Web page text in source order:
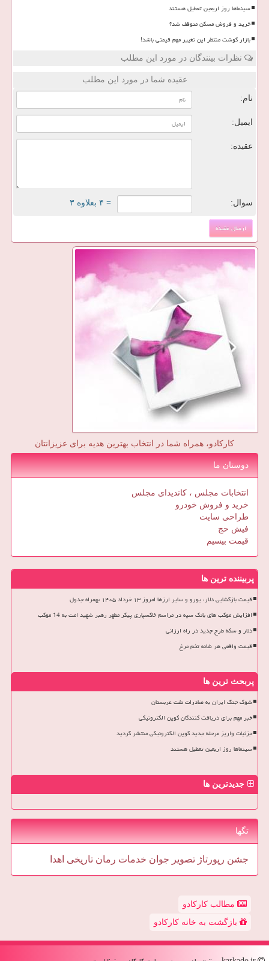
سینماها روز اربعین تعطیل هستند
خرید و فروش مسکن متوقف شد؟
بازار گوشت منتظر این تغییر مهم قیمتی باشد!
نظرات بینندگان در مورد این مطلب
عقیده شما در مورد این مطلب
نام:
ایمیل:
عقیده:
سوال: = ۴ بعلاوه ۳
کارکادو، همراه شما در انتخاب بهترین هدیه برای عزیزانتان
دوستان ما
انتخابات مجلس ، کاندیدای مجلس
خرید و فروش خودرو
طراحی سایت
فیش حج
قیمت بیسیم
پربیننده ترین ها
قیمت بازگشایی دلار، یورو و سایر ارزها امروز ۱۳ خرداد ۱۴۰۵ بهمراه جدول
افزایش موکب های بانک سپه در مراسم خاکسپاری پیکر مطهر رهبر شهید امت به 14 موکب
دلار و سکه طرح جدید در راه ارزانی
قیمت واقعی هر شانه تخم مرغ
پربحث ترین ها
شوک جنگ ایران به صادرات نفت عربستان
خبر مهم برای دریافت کنندگان کوپن الکترونیکی
جزئیات واریز مرحله جدید کوپن الکترونیکی منتشر گردید
سینماها روز اربعین تعطیل هستند
جدیدترین ها
تگها
جشن رپورتاژ تصویر جوان خدمات رمان تاریخی اهدا
مطالب کارکادو
بازگشت به خانه کارکادو